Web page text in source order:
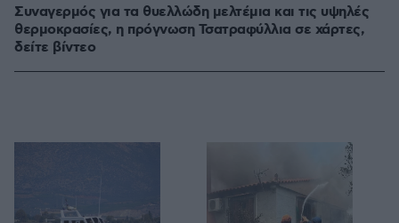
Συναγερμός για τα θυελλώδη μελτέμια και τις υψηλές
θερμοκρασίες, η πρόγνωση Τσατραφύλλια σε χάρτες,
δείτε βίντεο